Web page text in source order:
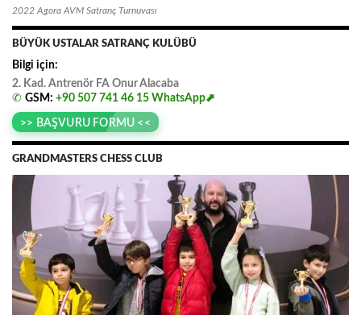
2022 Agora AVM Satranç Turnuvası
BÜYÜK USTALAR SATRANÇ KULÜBÜ
Bilgi için:
2. Kad. Antrenör FA Onur.Alacaba
✆ GSM: +90 507 741 46 15 WhatsApp⬈
>> BAŞVURU FORMU <<
GRANDMASTERS CHESS CLUB